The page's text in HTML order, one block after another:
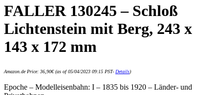
FALLER 130245 – Schloß
Lichtenstein mit Berg, 243 x
143 x 172 mm
Amazon.de Price: 36,90€(as of 05/04/2023 09:15 PST- Details)
Epoche – Modelleisenbahn: I – 1835 bis 1920 – Länder- und